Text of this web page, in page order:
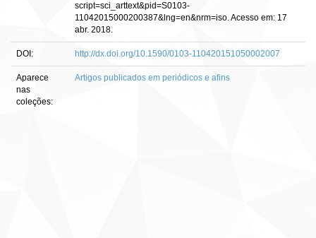
script=sci_arttext&pid=S0103-
11042015000200387&lng=en&nrm=iso. Acesso em: 17
abr. 2018.
DOI: http://dx.doi.org/10.1590/0103-110420151050002007
Aparece
nas
coleções:
Artigos publicados em periódicos e afins